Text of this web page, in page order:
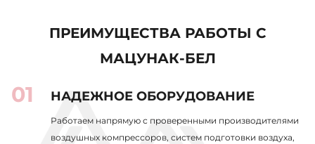
ПРЕИМУЩЕСТВА РАБОТЫ С
МАЦУНАК-БЕЛ
НАДЕЖНОЕ ОБОРУДОВАНИЕ
Работаем напрямую с проверенными производителями
воздушных компрессоров, систем подготовки воздуха,